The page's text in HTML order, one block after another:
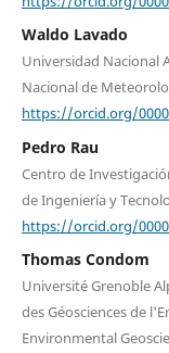
Waldo Lavado
Universidad Nacional
Nacional de
https://orcid.org/
Pedro Rau
Centro de
de Ingeniería y
https://orcid.org/
Thomas Condom
Université Grenoble
des Géosciences de
Environmental